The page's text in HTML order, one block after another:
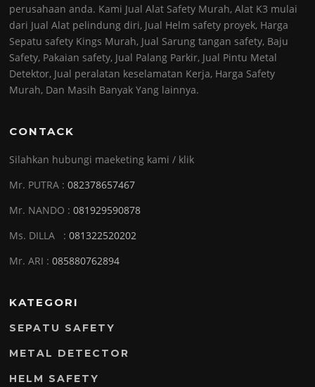
perusahaan anda. Kami Jual Alat Safety Murah, Alat K3 mulai
dari Jual Alat pelindung diri, Jual Helm safety proyek, Harga
Sepatu safety Kings Murah, Jual Sarung tangan safety, Baju
Safety, Pakaian safety, Jual Palang Parkir, Jual Pintu Metal
Detektor, Jual peralatan keselamatan Kerja, Harga Safety
Murah, Dan Masih Banyak Yang lainnya.
CONTACK
Silahkan hubungi maeketing kami / klik
Mr. PUTRA :082378657467
Mr. NANDO :081929590878
Ms. DILLA :081322520202
Mr. ARI :085880762894
KATEGORI
SEPATU SAFETY
METAL DETECTOR
HELM SAFETY